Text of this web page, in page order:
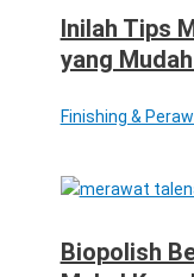
Inilah Tips
yang
Finishing &
Biopolish